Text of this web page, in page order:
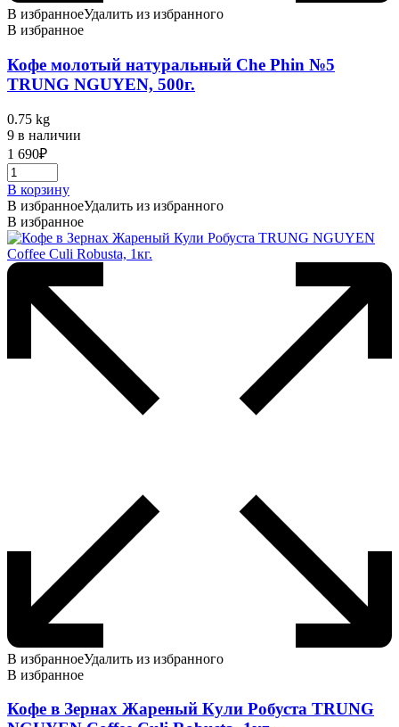
В избранноеУдалить из избранного
В избранное
Кофе молотый натуральный Che Phin №5
TRUNG NGUYEN, 500г.
0.75 kg
9 в наличии
1 690₽
В корзину
В избранноеУдалить из избранного
В избранное
В избранноеУдалить из избранного
В избранное
Кофе в Зернах Жареный Кули Робуста TRUNG